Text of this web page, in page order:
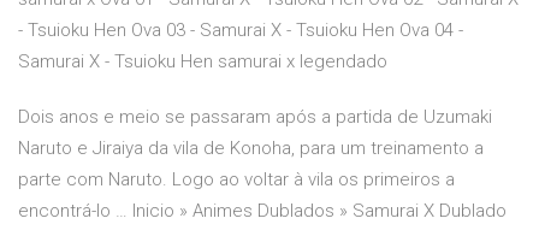
- Tsuioku Hen Ova 03 - Samurai X - Tsuioku Hen Ova 04 -
Samurai X - Tsuioku Hen samurai x legendado
Dois anos e meio se passaram após a partida de Uzumaki
Naruto e Jiraiya da vila de Konoha, para um treinamento a
parte com Naruto. Logo ao voltar à vila os primeiros a
encontrá-lo … Inicio » Animes Dublados » Samurai X Dublado